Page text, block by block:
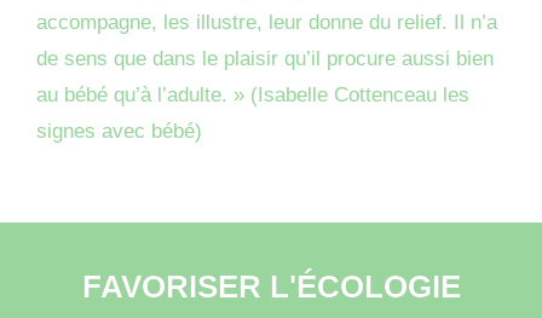
accompagne, les illustre, leur donne du relief. Il n’a
de sens que dans le plaisir qu’il procure aussi bien
au bébé qu’à l’adulte. » (Isabelle Cottenceau les
signes avec bébé)
FAVORISER L'ÉCOLOGIE